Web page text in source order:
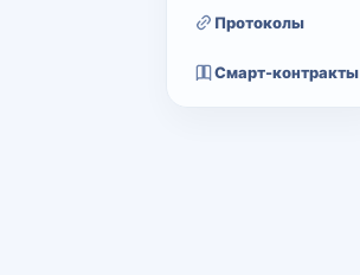
Протоколы
Смарт-контракты